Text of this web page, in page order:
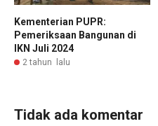
Kementerian PUPR:
Pemeriksaan Bangunan di
IKN Juli 2024
2 tahun lalu
Tidak ada komentar